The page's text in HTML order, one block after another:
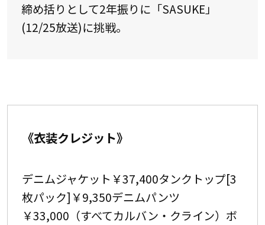
締め括りとして2年振りに「SASUKE」
(12/25放送)に挑戦。
《衣装クレジット》
デニムジャケット￥37,400タンクトップ[3
枚パック]￥9,350デニムパンツ
￥33,000（すべてカルバン・クライン）ボ